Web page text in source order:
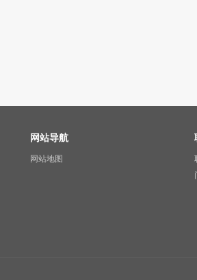
网站导航
网站地图